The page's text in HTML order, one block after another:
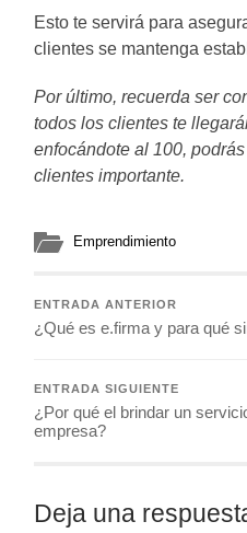
Esto te servirá para
clientes se mantenga
Por último, recuerda ser
todos los clientes te
enfocándote al 100,
clientes importante.
Emprendimiento
ENTRADA ANTERIOR
¿Qué es e.firma y para qué
ENTRADA SIGUIENTE
¿Por qué el brindar un
empresa?
Deja una